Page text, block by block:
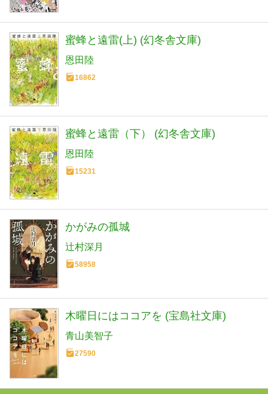
蜜蜂と遠雷(上) (幻冬舎文庫)
恩田陸
16862
蜜蜂と遠雷（下） (幻冬舎文庫)
恩田陸
15231
かがみの孤城
辻村深月
58958
木曜日にはココアを (宝島社文庫)
青山美智子
27590